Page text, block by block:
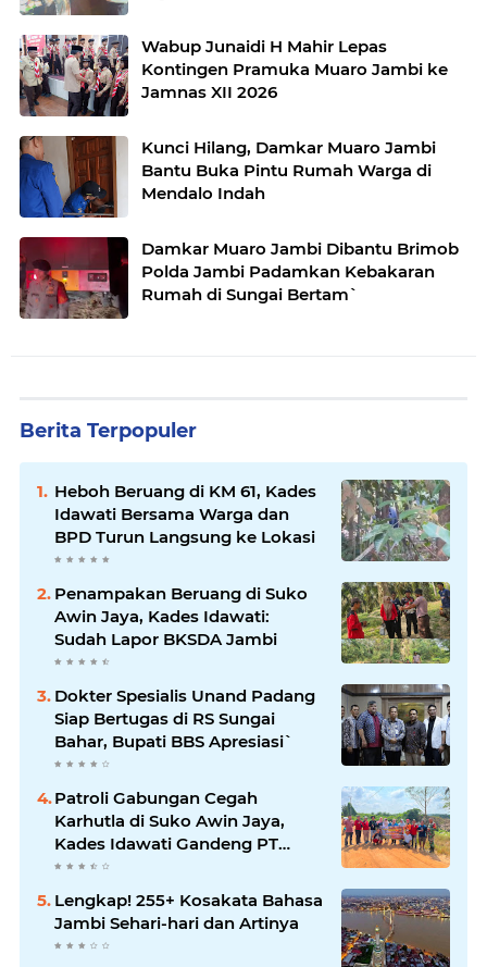
Wabup Junaidi H Mahir Lepas
Kontingen Pramuka Muaro Jambi ke
Jamnas XII 2026
Kunci Hilang, Damkar Muaro Jambi
Bantu Buka Pintu Rumah Warga di
Mendalo Indah
Damkar Muaro Jambi Dibantu Brimob
Polda Jambi Padamkan Kebakaran
Rumah di Sungai Bertam`
Berita Terpopuler
Heboh Beruang di KM 61, Kades
Idawati Bersama Warga dan
BPD Turun Langsung ke Lokasi
Penampakan Beruang di Suko
Awin Jaya, Kades Idawati:
Sudah Lapor BKSDA Jambi
Dokter Spesialis Unand Padang
Siap Bertugas di RS Sungai
Bahar, Bupati BBS Apresiasi`
Patroli Gabungan Cegah
Karhutla di Suko Awin Jaya,
Kades Idawati Gandeng PT
BBB-S, TNI dan BPD
Lengkap! 255+ Kosakata Bahasa
Jambi Sehari-hari dan Artinya